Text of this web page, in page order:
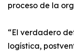
proceso de la
“El verdadero
logística,